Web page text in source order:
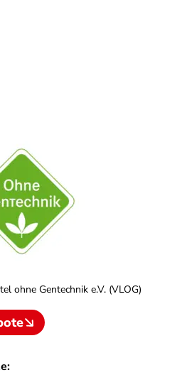
ohne Gentechnik e.V. (VLOG)